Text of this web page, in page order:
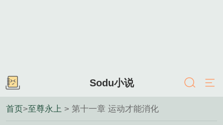
Sodu小说
首页>至尊永上 > 第十一章 运动才能消化